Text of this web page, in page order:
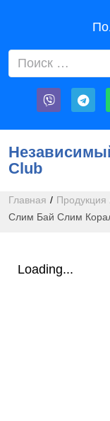
Club
Главная / Продукция
Слим Бай Слим
Loading...